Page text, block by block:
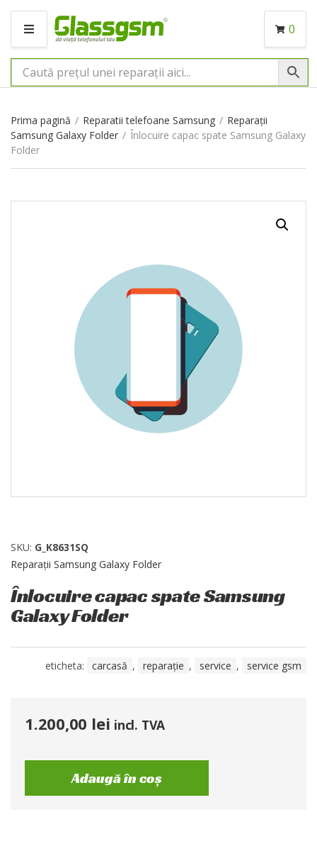
M
N
I
0
Prima pagină / Reparatii telefoane Samsung / Reparații
Samsung Galaxy Folder / Înlocuire capac spate Samsung Galaxy
Folder
SKU: G_K8631SQ
Reparații Samsung Galaxy Folder
Înlocuire capac spate Samsung
Galaxy Folder
eticheta: carcasă , reparație , service , service gsm
1.200,00 lei incl. TVA
Adaugă în coș